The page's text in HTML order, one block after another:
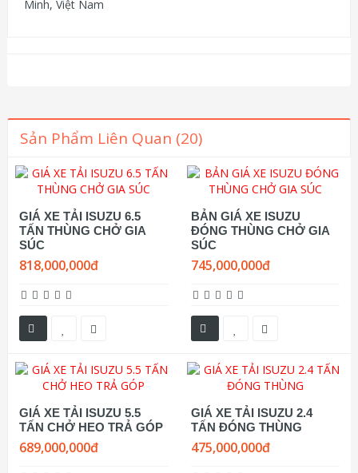
Minh, Việt Nam
Sản Phẩm Liên Quan (20)
GIÁ XE TẢI ISUZU 6.5
TẤN THÙNG CHỞ GIA
SÚC
818,000,000đ
BẢN GIÁ XE ISUZU
ĐÓNG THÙNG CHỞ GIA
SÚC
745,000,000đ
GIÁ XE TẢI ISUZU 5.5
TẤN CHỞ HEO TRẢ GÓP
689,000,000đ
GIÁ XE TẢI ISUZU 2.4
TẤN ĐÓNG THÙNG
475,000,000đ